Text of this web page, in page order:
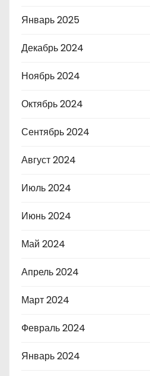
Январь 2025
Декабрь 2024
Ноябрь 2024
Октябрь 2024
Сентябрь 2024
Август 2024
Июль 2024
Июнь 2024
Май 2024
Апрель 2024
Март 2024
Февраль 2024
Январь 2024